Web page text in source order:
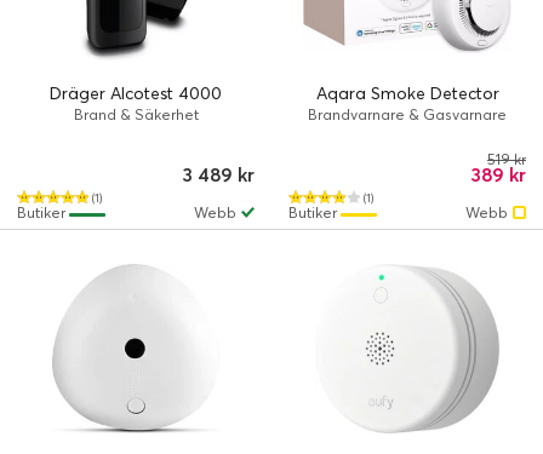
Dräger Alcotest 4000
Brand & Säkerhet
(1)
3 489 kr
Webb
Butiker
Aqara Smoke Detector
Brandvarnare & Gasvarnare
(1)
389 kr
519 kr
Webb
Butiker